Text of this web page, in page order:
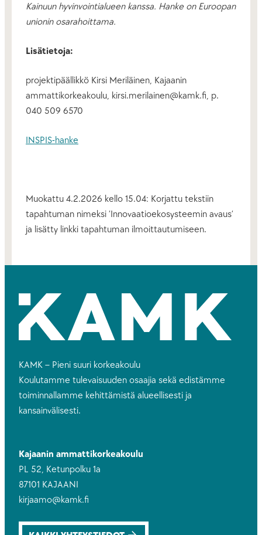
Kainuun hyvinvointialueen kanssa. Hanke on Euroopan
unionin osarahoittama.
Lisätietoja:
projektipäällikkö Kirsi Meriläinen, Kajaanin
ammattikorkeakoulu, kirsi.merilainen@kamk.fi, p.
040 509 6570
INSPIS-hanke
Muokattu 4.2.2026 kello 15.04: Korjattu tekstiin
tapahtuman nimeksi ’Innovaatioekosysteemin avaus’
ja lisätty linkki tapahtuman ilmoittautumiseen.
KAMK – Pieni suuri korkeakoulu
Koulutamme tulevaisuuden osaajia sekä edistämme
toiminnallamme kehittämistä alueellisesti ja
kansainvälisesti.
Kajaanin ammattikorkeakoulu
PL 52, Ketunpolku 1a
87101 KAJAANI
kirjaamo@kamk.fi